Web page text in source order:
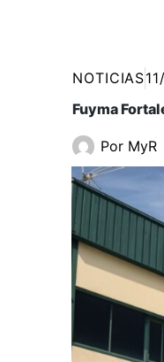
NOTICIAS
Fuyma
Por MyR